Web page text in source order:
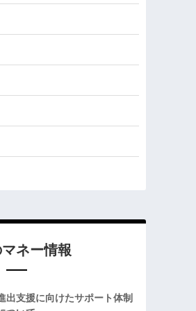
ネー情報
出支援に向けたサポート体制